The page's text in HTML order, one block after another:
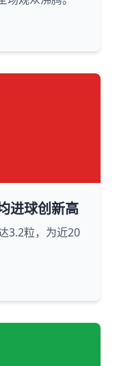
进球创新高
3.2粒，为近20